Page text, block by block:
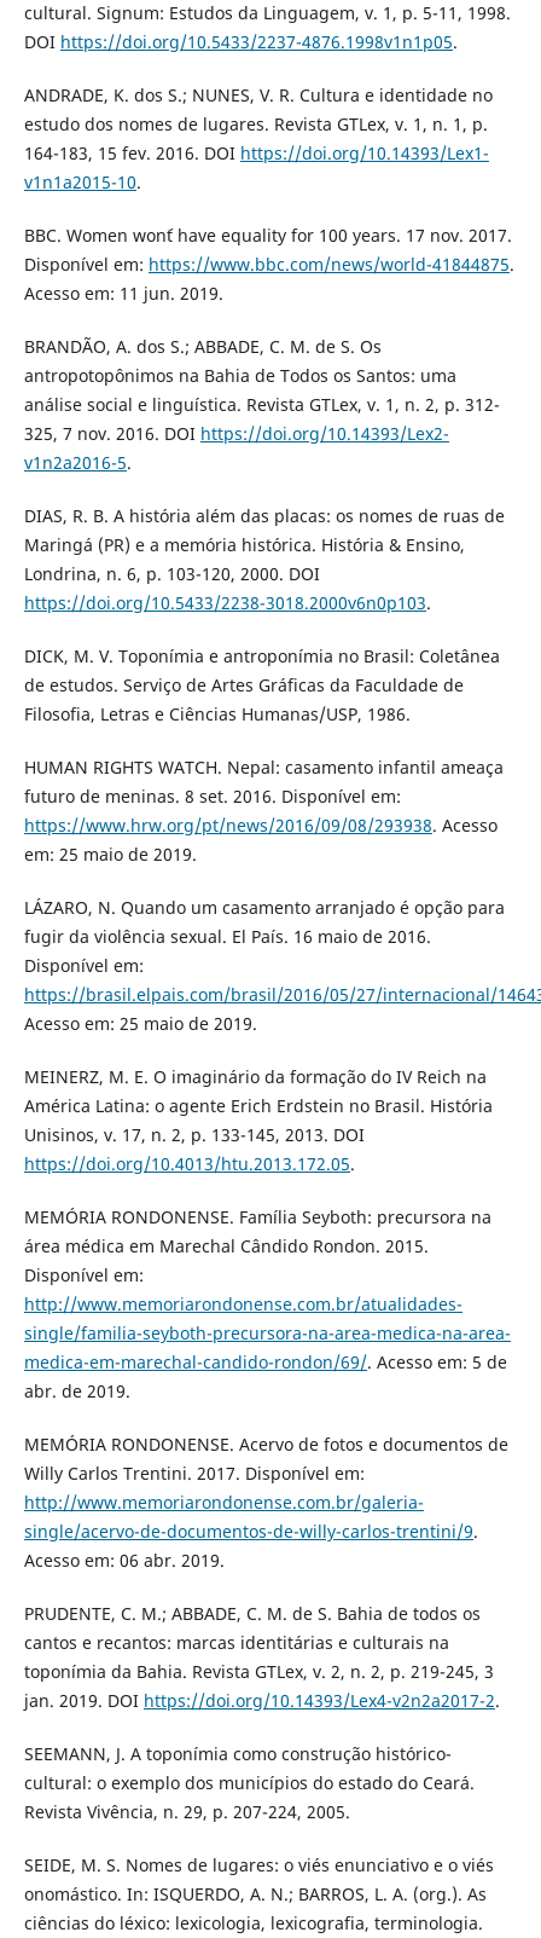
cultural. Signum: Estudos da Linguagem, v. 1, p. 5-11, 1998.
DOI https://doi.org/10.5433/2237-4876.1998v1n1p05.
ANDRADE, K. dos S.; NUNES, V. R. Cultura e identidade no
estudo dos nomes de lugares. Revista GTLex, v. 1, n. 1, p.
164-183, 15 fev. 2016. DOI https://doi.org/10.14393/Lex1-
v1n1a2015-10.
BBC. Women won´t have equality for 100 years. 17 nov. 2017.
Disponível em: https://www.bbc.com/news/world-41844875.
Acesso em: 11 jun. 2019.
BRANDÃO, A. dos S.; ABBADE, C. M. de S. Os
antropotopônimos na Bahia de Todos os Santos: uma
análise social e linguística. Revista GTLex, v. 1, n. 2, p. 312-
325, 7 nov. 2016. DOI https://doi.org/10.14393/Lex2-
v1n2a2016-5.
DIAS, R. B. A história além das placas: os nomes de ruas de
Maringá (PR) e a memória histórica. História & Ensino,
Londrina, n. 6, p. 103-120, 2000. DOI
https://doi.org/10.5433/2238-3018.2000v6n0p103.
DICK, M. V. Toponímia e antroponímia no Brasil: Coletânea
de estudos. Serviço de Artes Gráficas da Faculdade de
Filosofia, Letras e Ciências Humanas/USP, 1986.
HUMAN RIGHTS WATCH. Nepal: casamento infantil ameaça
futuro de meninas. 8 set. 2016. Disponível em:
https://www.hrw.org/pt/news/2016/09/08/293938. Acesso
em: 25 maio de 2019.
LÁZARO, N. Quando um casamento arranjado é opção para
fugir da violência sexual. El País. 16 maio de 2016.
Disponível em:
https://brasil.elpais.com/brasil/2016/05/27/internacional/
Acesso em: 25 maio de 2019.
MEINERZ, M. E. O imaginário da formação do IV Reich na
América Latina: o agente Erich Erdstein no Brasil. História
Unisinos, v. 17, n. 2, p. 133-145, 2013. DOI
https://doi.org/10.4013/htu.2013.172.05.
MEMÓRIA RONDONENSE. Família Seyboth: precursora na
área médica em Marechal Cândido Rondon. 2015.
Disponível em:
http://www.memoriarondonense.com.br/atualidades-
single/familia-seyboth-precursora-na-area-medica-na-area-
medica-em-marechal-candido-rondon/69/. Acesso em: 5 de
abr. de 2019.
MEMÓRIA RONDONENSE. Acervo de fotos e documentos de
Willy Carlos Trentini. 2017. Disponível em:
http://www.memoriarondonense.com.br/galeria-
single/acervo-de-documentos-de-willy-carlos-trentini/9.
Acesso em: 06 abr. 2019.
PRUDENTE, C. M.; ABBADE, C. M. de S. Bahia de todos os
cantos e recantos: marcas identitárias e culturais na
toponímia da Bahia. Revista GTLex, v. 2, n. 2, p. 219-245, 3
jan. 2019. DOI https://doi.org/10.14393/Lex4-v2n2a2017-2.
SEEMANN, J. A toponímia como construção histórico-
cultural: o exemplo dos municípios do estado do Ceará.
Revista Vivência, n. 29, p. 207-224, 2005.
SEIDE, M. S. Nomes de lugares: o viés enunciativo e o viés
onomástico. In: ISQUERDO, A. N.; BARROS, L. A. (org.). As
ciências do léxico: lexicologia, lexicografia, terminologia.